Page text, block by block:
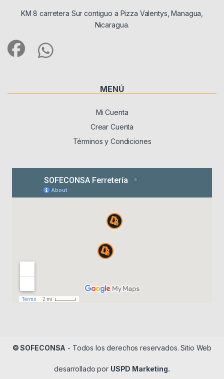
KM 8 carretera Sur contiguo a Pizza Valentys, Managua,
Nicaragua.
MENÚ
Mi Cuenta
Crear Cuenta
Términos y Condiciones
© SOFECONSA - Todos los derechos reservados. Sitio Web
desarrollado por USPD Marketing.